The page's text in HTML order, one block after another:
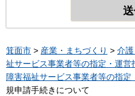
箕面市 > 産業・まちづくり > 介
祉サービス事業者等の指定・運営
障害福祉サービス事業者等の指定
規申請手続きについて